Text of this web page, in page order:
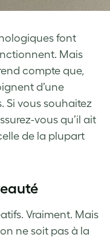
font
Mais
compte que,
d’une
Si vous souhaitez
vous qu’il ait
de la plupart
Vraiment. Mais
ne soit pas à la